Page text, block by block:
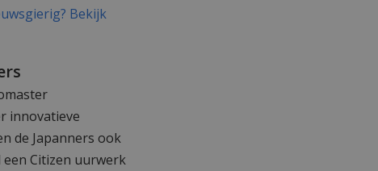
Bekijk
innovatieve
de Japanners ook
Citizen uurwerk